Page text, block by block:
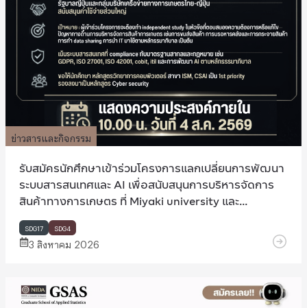
ข่าวสารและกิจกรรม
รับสมัครนักศึกษาเข้าร่วมโครงการแลกเปลี่ยนการพัฒนา
ระบบสารสนเทศและ AI เพื่อสนับสนุนการบริหารจัดการ
สินค้าทางการเกษตร ที่ Miyaki university และ
Hokkaido university ประเทศญี่ปุ่น
SDG17 SDG4
3 สิงหาคม 2026